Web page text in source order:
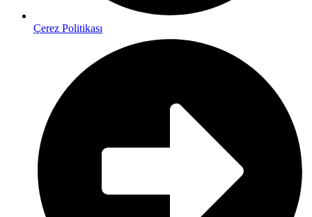
Çerez Politikası